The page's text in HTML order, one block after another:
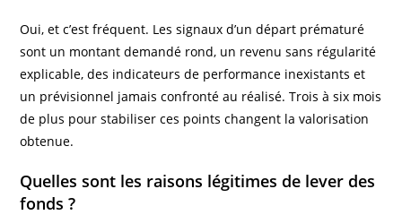
Oui, et c’est fréquent. Les signaux d’un départ prématuré
sont un montant demandé rond, un revenu sans régularité
explicable, des indicateurs de performance inexistants et
un prévisionnel jamais confronté au réalisé. Trois à six mois
de plus pour stabiliser ces points changent la valorisation
obtenue.
Quelles sont les raisons légitimes de lever des
fonds ?